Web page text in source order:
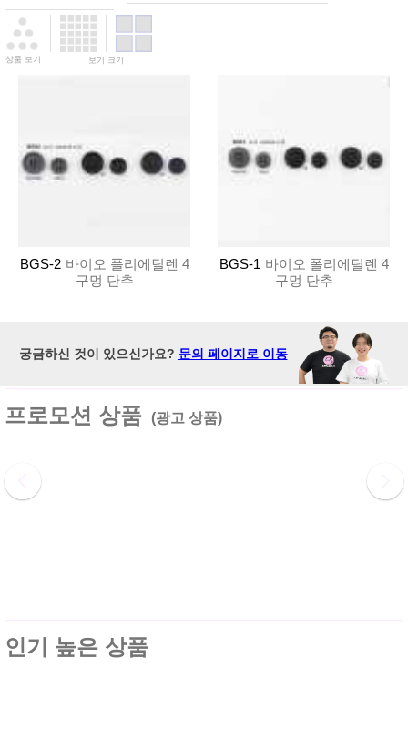
상품 보기 보기 크기
BGS-2 바이오 폴리에틸렌 4
구멍 단추
BGS-1 바이오 폴리에틸렌 4
구멍 단추
궁금하신 것이 있으신가요? 문의 페이지로 이동
프로모션 상품 (광고 상품)
인기 높은 상품